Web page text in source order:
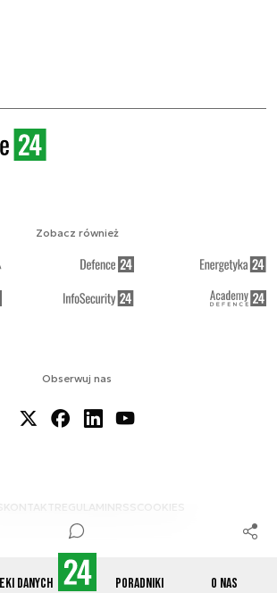
danych Poradniki O nas
Obserwuj nas
KONTAKTREGULAMINRSS COOKIES
Zobacz również
2012-2026 CYBERDEFENCE24